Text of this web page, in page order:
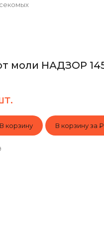
моли НАДЗОР
В корзину за